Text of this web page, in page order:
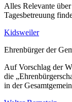
Alles Relevante
Tagesbetreuung
Kidsweiler
Ehrenbürger der
Auf Vorschlag der
die
in der